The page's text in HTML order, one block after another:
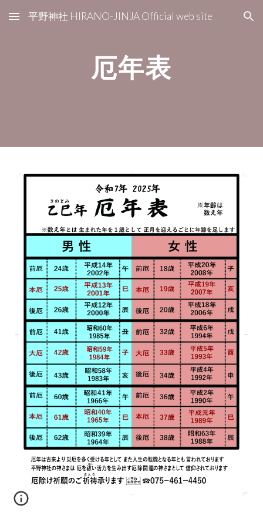
Skip to main content Skip to navigation
平野神社 HIRANO-JINJA Official web site
厄年表